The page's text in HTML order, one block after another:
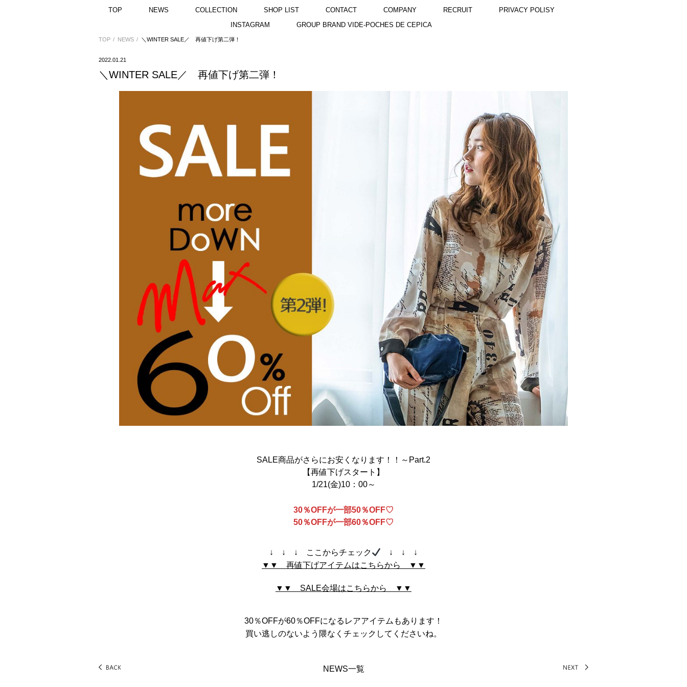
TOP NEWS COLLECTION SHOP LIST CONTACT COMPANY RECRUIT
PRIVACY POLISY
INSTAGRAM
GROUP BRAND VIDE-POCHES DE CEPICA
TOP NEWS ＼WINTER SALE／ 再値下げ第二弾！
2022.01.21
＼WINTER SALE／ 再値下げ第二弾！
SALE商品がさらにお安くなります！！～Part.2
【再値下げスタート】
1/21(金)10：00～
30％OFFが一部50％OFF♡
50％OFFが一部60％OFF♡
↓ ↓ ↓ ここからチェック
↓ ↓ ↓
▼▼ 再値下げアイテムはこちらから ▼▼
▼▼ SALE会場はこちらから ▼▼
30％OFFが60％OFFになるレアアイテムもあります！
買い逃しのないよう隈なくチェックしてくださいね。
NEWS一覧